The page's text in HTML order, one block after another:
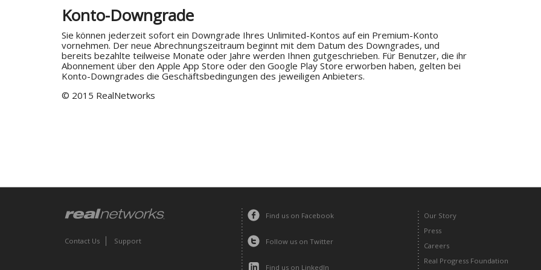
Konto-Downgrade
Sie können jederzeit sofort ein Downgrade Ihres Unlimited-Kontos auf ein Premium-Konto
vornehmen. Der neue Abrechnungszeitraum beginnt mit dem Datum des Downgrades, und
bereits bezahlte teilweise Monate oder Jahre werden Ihnen gutgeschrieben. Für Benutzer, die ihr
Abonnement über den Apple App Store oder den Google Play Store erworben haben, gelten bei
Konto-Downgrades die Geschäftsbedingungen des jeweiligen Anbieters.
© 2015 RealNetworks
Contact Us Support
Find us on Facebook
Follow us on Twitter
Find us on LinkedIn
Our Story
Press
Careers
Real Progress Foundation